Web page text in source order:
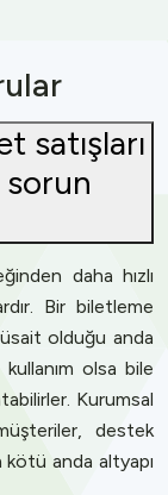
satışları
daha hızlı
Bir biletleme
olduğu anda
olsa bile
Kurumsal
destek
anda altyapı